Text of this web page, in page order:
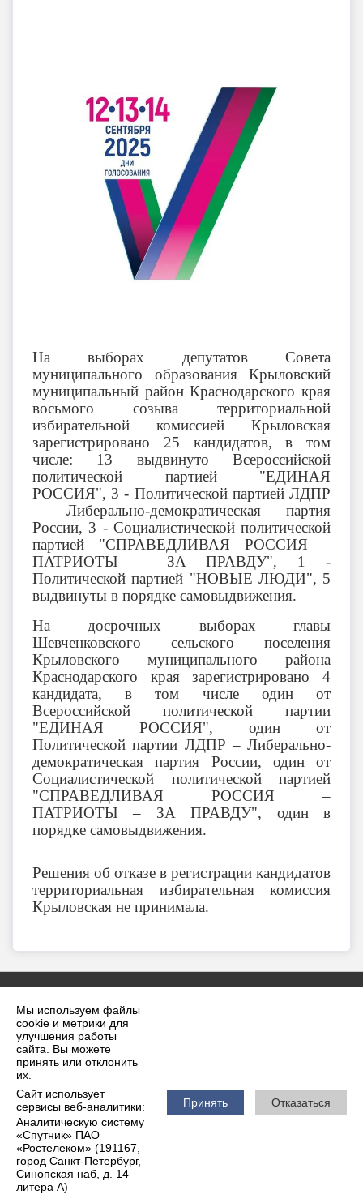
Мы используем файлы
cookie и метрики для
улучшения работы
сайта. Вы можете
принять или отклонить
их.
Сайт использует
сервисы веб-аналитики:
Аналитическую систему
«Спутник» ПАО
«Ростелеком» (191167,
город Санкт-Петербург,
Синопская наб, д. 14
литера А)
Принять Отказаться
На выборах депутатов Совета
муниципального образования Крыловский
муниципальный район Краснодарского края
восьмого созыва территориальной
избирательной комиссией Крыловская
зарегистрировано 25 кандидатов, в том
числе: 13 выдвинуто Всероссийской
политической партией "ЕДИНАЯ
РОССИЯ", 3 - Политической партией ЛДПР
– Либерально-демократическая партия
России, 3 - Социалистической политической
партией "СПРАВЕДЛИВАЯ РОССИЯ –
ПАТРИОТЫ – ЗА ПРАВДУ", 1 -
Политической партией "НОВЫЕ ЛЮДИ", 5
выдвинуты в порядке самовыдвижения.
На досрочных выборах главы
Шевченковского сельского поселения
Крыловского муниципального района
Краснодарского края зарегистрировано 4
кандидата, в том числе один от
Всероссийской политической партии
"ЕДИНАЯ РОССИЯ", один от
Политической партии ЛДПР – Либерально-
демократическая партия России, один от
Социалистической политической партией
"СПРАВЕДЛИВАЯ РОССИЯ –
ПАТРИОТЫ – ЗА ПРАВДУ", один в
порядке самовыдвижения.
Решения об отказе в регистрации кандидатов
территориальная избирательная комиссия
Крыловская не принимала.
2026 г. krilovskaya.ru
Вход
Карта сайта
Политика обработки персональных данных
Сделано на KubCMS
Разработка и поддержка